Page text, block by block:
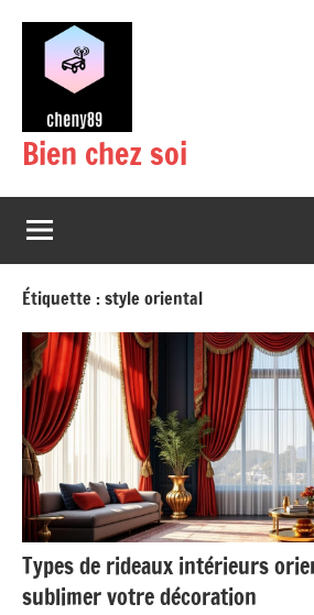
contenu
Bien chez soi
Étiquette :style oriental
Types de rideaux intérieurs
sublimer votre décoration